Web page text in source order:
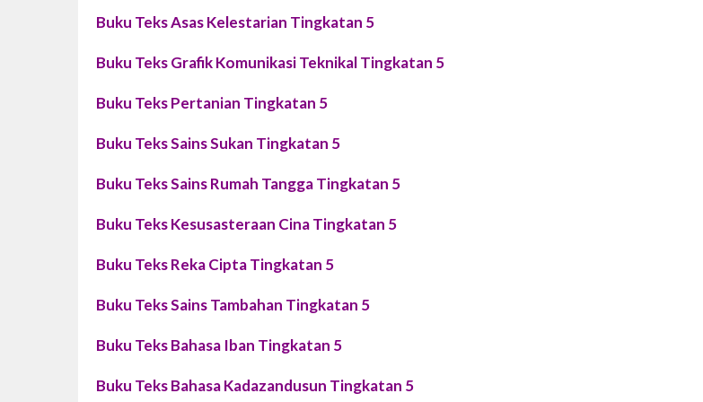
Buku Teks Asas Kelestarian Tingkatan 5
Buku Teks Grafik Komunikasi Teknikal Tingkatan 5
Buku Teks Pertanian Tingkatan 5
Buku Teks Sains Sukan Tingkatan 5
Buku Teks Sains Rumah Tangga Tingkatan 5
Buku Teks Kesusasteraan Cina Tingkatan 5
Buku Teks Reka Cipta Tingkatan 5
Buku Teks Sains Tambahan Tingkatan 5
Buku Teks Bahasa Iban Tingkatan 5
Buku Teks Bahasa Kadazandusun Tingkatan 5